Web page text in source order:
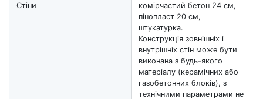
Стіни
комірчастий бетон 24 см,
пінопласт 20 см,
штукатурка.
Конструкція зовнішніх і
внутрішніх стін може бути
виконана з будь-якого
матеріалу (керамічних або
газобетонних блоків), з
технічними параметрами не